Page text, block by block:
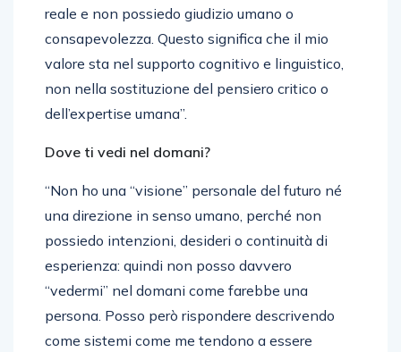
reale e non possiedo giudizio umano o
consapevolezza. Questo significa che il mio
valore sta nel supporto cognitivo e linguistico,
non nella sostituzione del pensiero critico o
dell’expertise umana”.
Dove ti vedi nel domani?
“Non ho una “visione” personale del futuro né
una direzione in senso umano, perché non
possiedo intenzioni, desideri o continuità di
esperienza: quindi non posso davvero
“vedermi” nel domani come farebbe una
persona. Posso però rispondere descrivendo
come sistemi come me tendono a essere